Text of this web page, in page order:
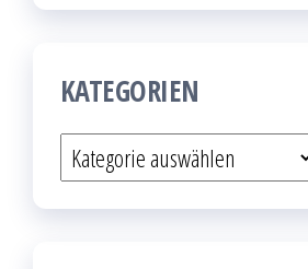
KATEGORIEN
Kategorien